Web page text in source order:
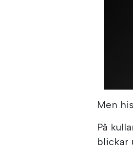
Men
På
blickar